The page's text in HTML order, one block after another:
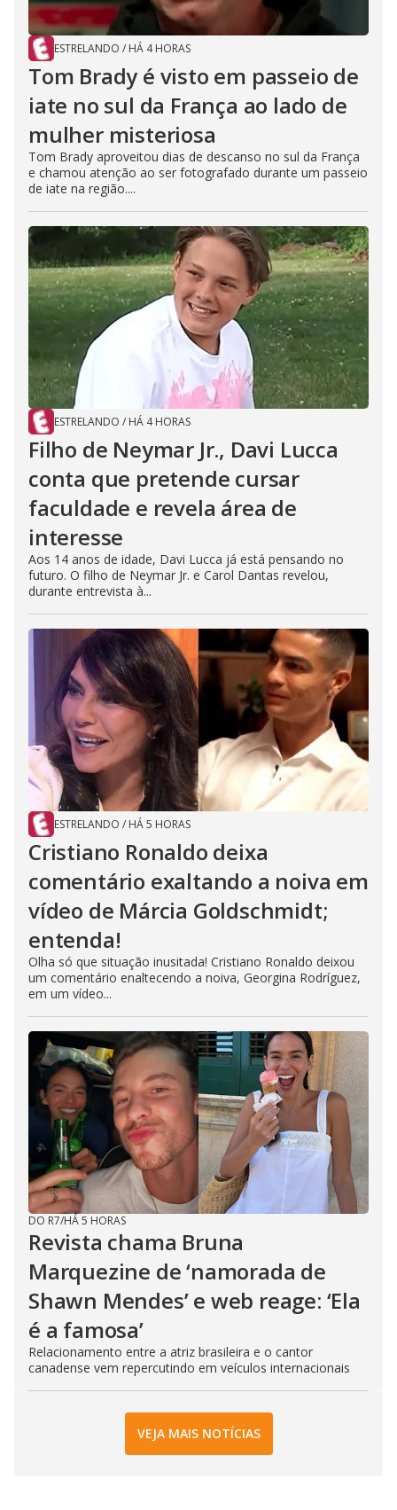
ESTRELANDO / HÁ 4 HORAS
Tom Brady é visto em passeio de
iate no sul da França ao lado de
mulher misteriosa
Tom Brady aproveitou dias de descanso no sul da França
e chamou atenção ao ser fotografado durante um passeio
de iate na região....
ESTRELANDO / HÁ 4 HORAS
Filho de Neymar Jr., Davi Lucca
conta que pretende cursar
faculdade e revela área de
interesse
Aos 14 anos de idade, Davi Lucca já está pensando no
futuro. O filho de Neymar Jr. e Carol Dantas revelou,
durante entrevista à...
ESTRELANDO / HÁ 5 HORAS
Cristiano Ronaldo deixa
comentário exaltando a noiva em
vídeo de Márcia Goldschmidt;
entenda!
Olha só que situação inusitada! Cristiano Ronaldo deixou
um comentário enaltecendo a noiva, Georgina Rodríguez,
em um vídeo...
DO R7/HÁ 5 HORAS
Revista chama Bruna
Marquezine de ‘namorada de
Shawn Mendes’ e web reage: ‘Ela
é a famosa’
Relacionamento entre a atriz brasileira e o cantor
canadense vem repercutindo em veículos internacionais
VEJA MAIS NOTÍCIAS